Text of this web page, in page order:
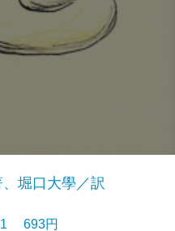
堀口大學／訳
1 693円